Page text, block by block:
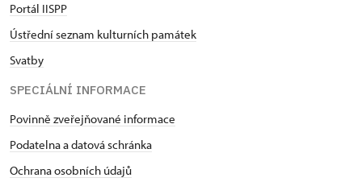
Portál IISPP
Ústřední seznam kulturních památek
Svatby
SPECIÁLNÍ INFORMACE
Povinně zveřejňované informace
Podatelna a datová schránka
Ochrana osobních údajů